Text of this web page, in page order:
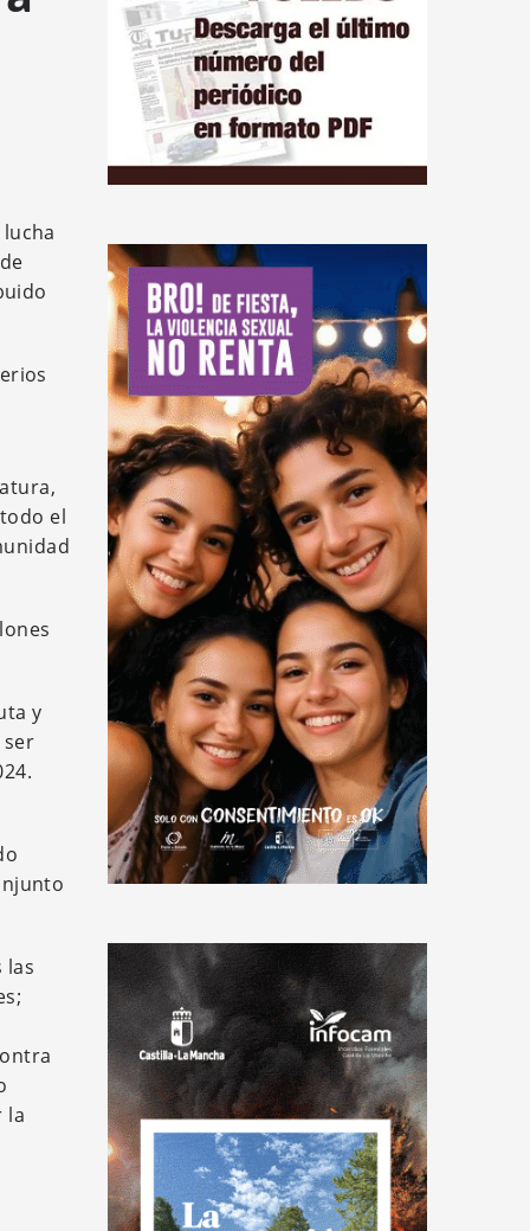
el
y
ser
las
la